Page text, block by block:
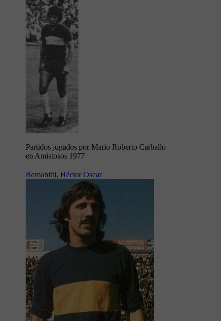
Partidos jugados por Mario Roberto Carballo
en Amistosos 1977
Bernabitti, Héctor Oscar